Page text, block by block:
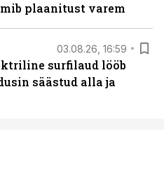
plaanitust varem
03.08.26, 16:59
surfilaud lööb
säästud alla ja